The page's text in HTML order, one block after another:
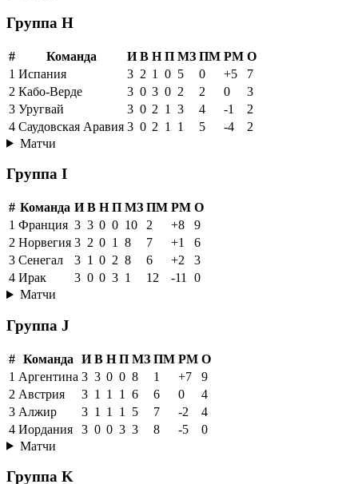
Группа H
# Команда И В Н П МЗ ПМ РМ О
1 Испания 3 2 1 0 5 0 +5
7
2 Кабо-Верде 3 0 3 0 2 2 0
3
3 Уругвай 3 0 2 1 3 4 -1
2
4 Саудовская Аравия 3 0 2 1 1 5 -4
2
Матчи
Группа I
# Команда И В Н П МЗ ПМ РМ О
1 Франция 3 3 0 0 10 2 +8
9
2 Норвегия 3 2 0 1 8 7 +1
6
3 Сенегал 3 1 0 2 8 6 +2
3
4 Ирак 3 0 0 3 1 12 -11
0
Матчи
Группа J
# Команда И В Н П МЗ ПМ РМ О
1 Аргентина 3 3 0 0 8 1 +7
9
2 Австрия 3 1 1 1 6 6 0
4
3 Алжир 3 1 1 1 5 7 -2
4
4 Иордания 3 0 0 3 3 8 -5
0
Матчи
Группа K